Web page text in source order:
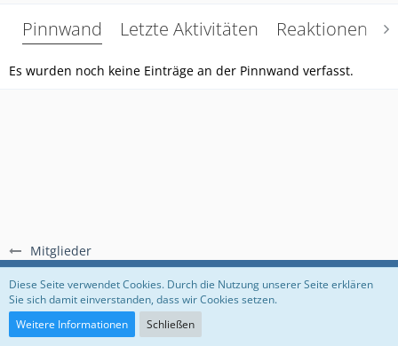
Mitglieder
Pinnwand Letzte Aktivitäten Reaktionen
Es wurden noch keine Einträge an der Pinnwand verfasst.
Regeln Datenschutzerklärung Impressum
Community-Software:
Diese Seite verwendet Cookies. Durch die Nutzung unserer Seite erklären
Sie sich damit einverstanden, dass wir Cookies setzen.
Weitere Informationen
Schließen